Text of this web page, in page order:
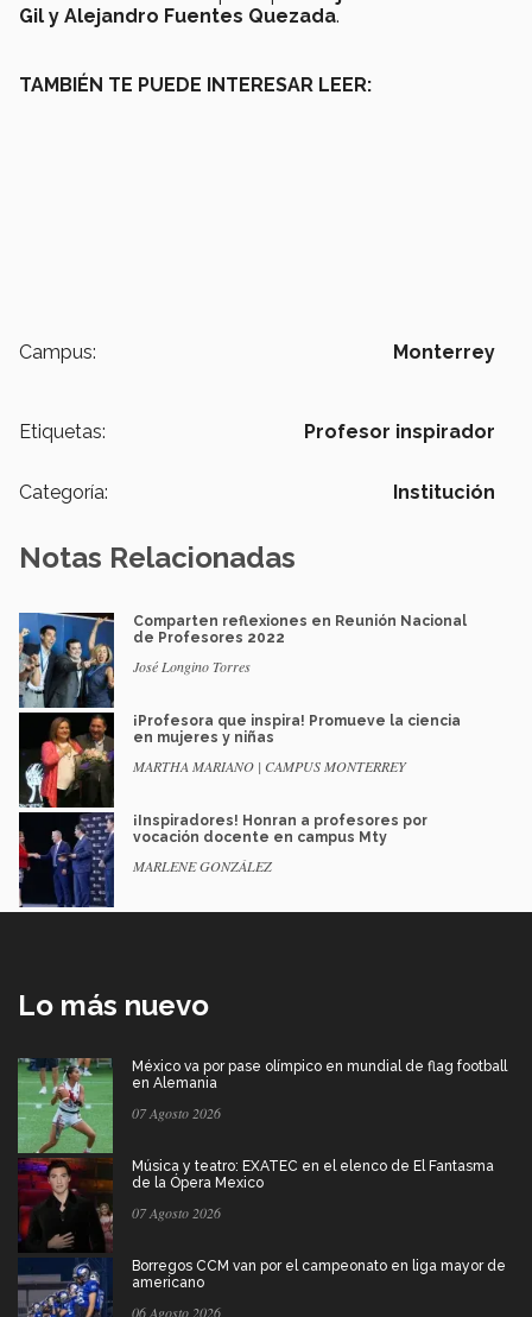
Gil y Alejandro Fuentes Quezada.
TAMBIÉN TE PUEDE INTERESAR LEER:
Campus: Monterrey
Etiquetas: Profesor inspirador
Categoría: Institución
Notas Relacionadas
Comparten reflexiones en Reunión Nacional
de Profesores 2022
José Longino Torres
¡Profesora que inspira! Promueve la ciencia
en mujeres y niñas
MARTHA MARIANO | CAMPUS MONTERREY
¡Inspiradores! Honran a profesores por
vocación docente en campus Mty
MARLENE GONZÁLEZ
Lo más nuevo
México va por pase olímpico en mundial de flag football
en Alemania
07 Agosto 2026
Música y teatro: EXATEC en el elenco de El Fantasma
de la Ópera Mexico
07 Agosto 2026
Borregos CCM van por el campeonato en liga mayor de
americano
06 Agosto 2026